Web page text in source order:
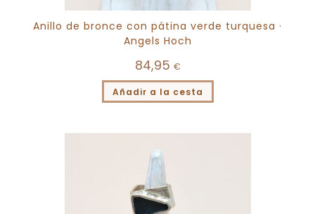
Anillo de bronce con pátina verde turquesa ·
Angels Hoch
84,95 €
Añadir a la cesta